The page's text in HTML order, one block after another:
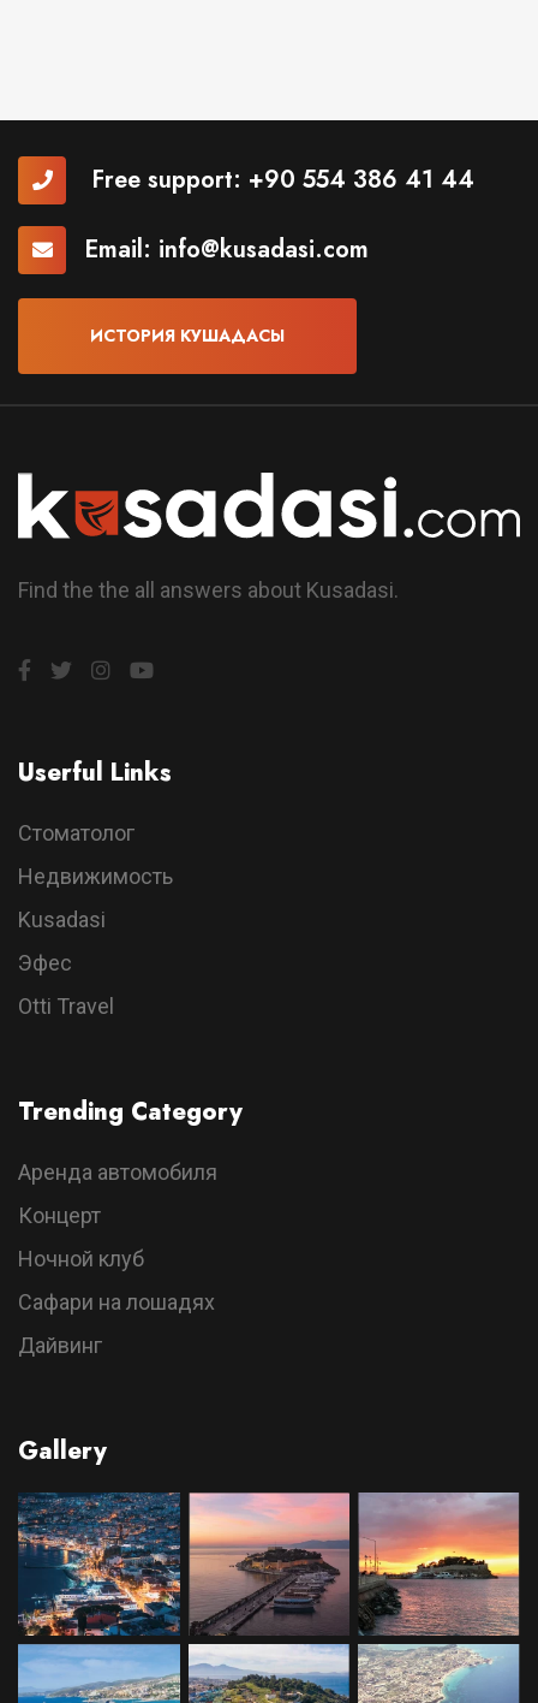
Free support: +90 554 386 41 44
Email: info@kusadasi.com
ИСТОРИЯ КУШАДАСЫ
Find the the all answers about Kusadasi.
Userful Links
Стоматолог
Недвижимость
Kusadasi
Эфес
Otti Travel
Trending Category
Аренда автомобиля
Концерт
Ночной клуб
Сафари на лошадях
Дайвинг
Gallery